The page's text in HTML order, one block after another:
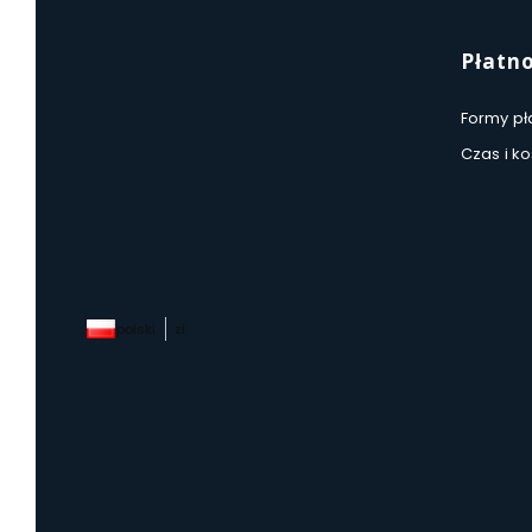
Formy
Czas i
polski zł